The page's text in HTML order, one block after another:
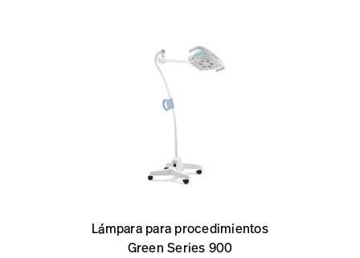
Lámpara para procedimientos
Green Series 900